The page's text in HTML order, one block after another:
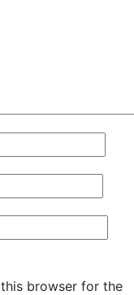
browser for the